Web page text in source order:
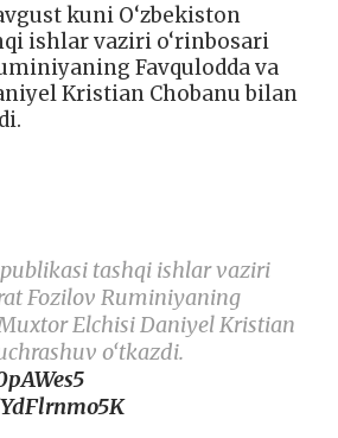
kuni O‘zbekiston
ishlar vaziri o‘rinbosari
Favqulodda va
Kristian Chobanu bilan
tashqi ishlar vaziri
Fozilov Ruminiyaning
Elchisi Daniyel Kristian
o‘tkazdi.